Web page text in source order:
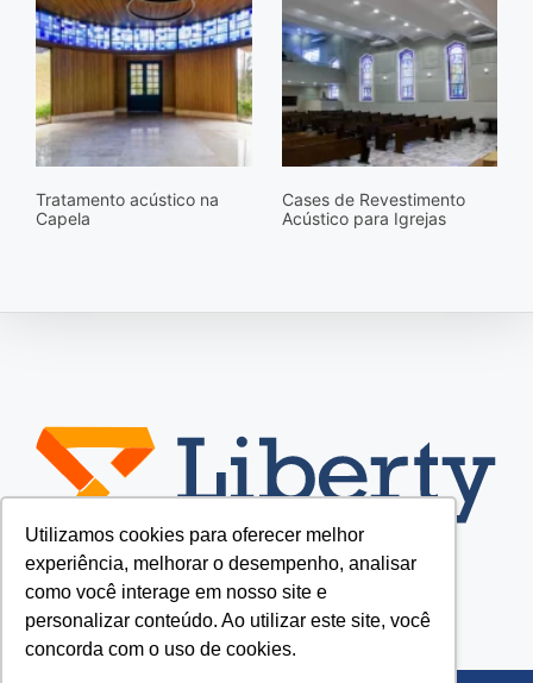
Utilizamos cookies para oferecer melhor
experiência, melhorar o desempenho, analisar
como você interage em nosso site e
personalizar conteúdo. Ao utilizar este site, você
concorda com o uso de cookies.
Tratamento acústico na
Capela
Cases de Revestimento
Acústico para Igrejas